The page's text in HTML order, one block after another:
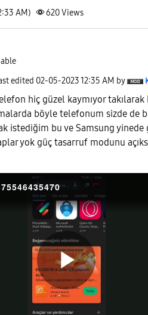
AM) 620Views
edited ‎02-05-202312:35 AM by
hiç güzel kaymıyor takılarak
böyle telefonum sizde de
istediğim bu ve Samsung yinede
yok güç tasarruf modunu
P